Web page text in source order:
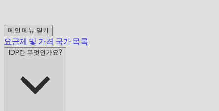
메인 메뉴 열기
요금제 및 가격 국가 목록
IDP란 무엇인가요?